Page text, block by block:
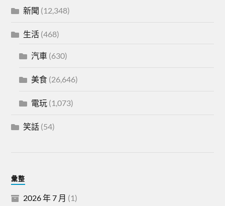
新聞 (12,348)
生活 (468)
汽車 (630)
美食 (26,646)
電玩 (1,073)
笑話 (54)
彙整
2026 年 7 月 (1)